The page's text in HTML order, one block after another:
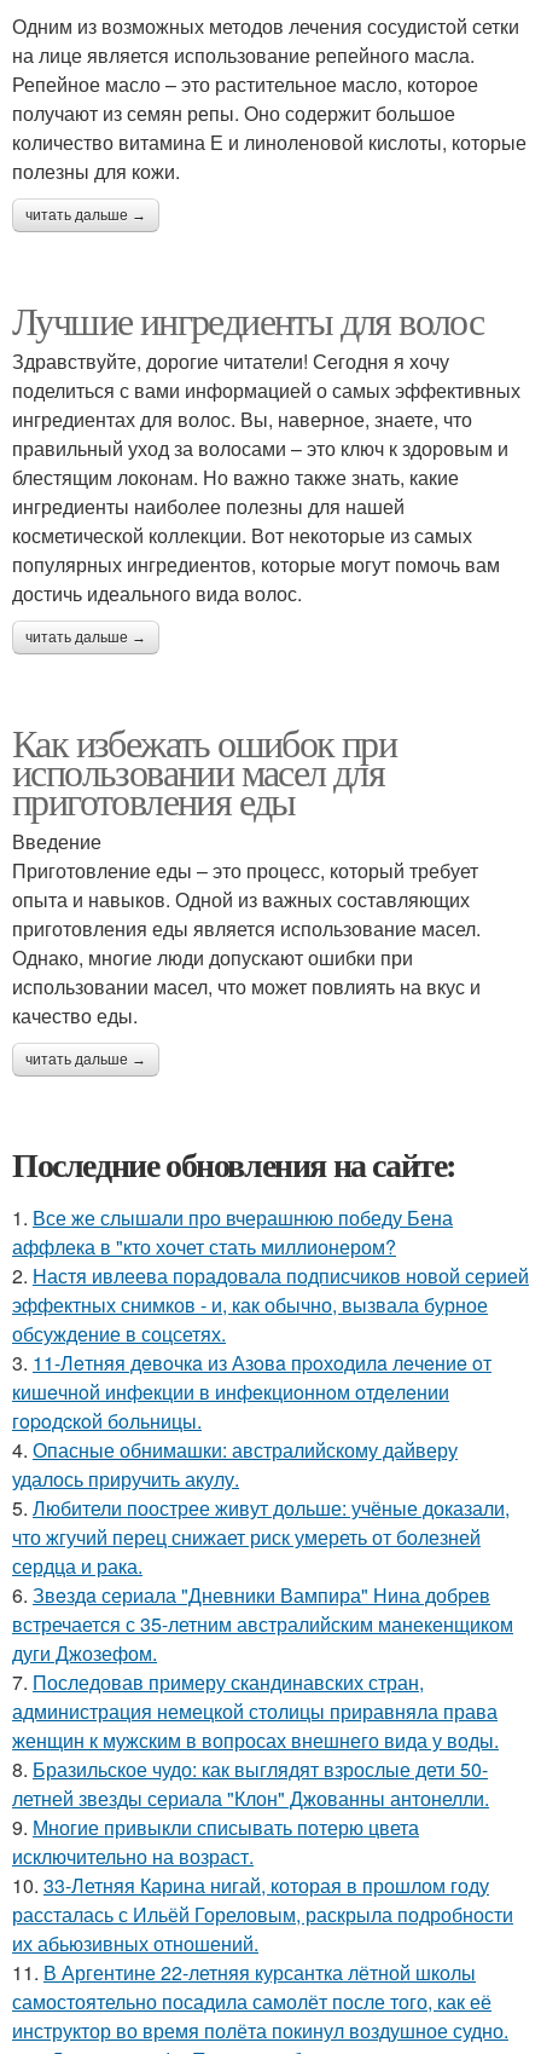
Одним из возможных методов лечения сосудистой сетки
на лице является использование репейного масла.
Репейное масло – это растительное масло, которое
получают из семян репы. Оно содержит большое
количество витамина Е и линоленовой кислоты, которые
полезны для кожи.
читать дальше →
Лучшие ингредиенты для волос
Здравствуйте, дорогие читатели! Сегодня я хочу
поделиться с вами информацией о самых эффективных
ингредиентах для волос. Вы, наверное, знаете, что
правильный уход за волосами – это ключ к здоровым и
блестящим локонам. Но важно также знать, какие
ингредиенты наиболее полезны для нашей
косметической коллекции. Вот некоторые из самых
популярных ингредиентов, которые могут помочь вам
достичь идеального вида волос.
читать дальше →
Как избежать ошибок при
использовании масел для
приготовления еды
Введение
Приготовление еды – это процесс, который требует
опыта и навыков. Одной из важных составляющих
приготовления еды является использование масел.
Однако, многие люди допускают ошибки при
использовании масел, что может повлиять на вкус и
качество еды.
читать дальше →
Последние обновления на сайте:
1. Все же слышали про вчерашнюю победу Бена
аффлека в "кто хочет стать миллионером?
2. Настя ивлеева порадовала подписчиков новой серией
эффектных снимков - и, как обычно, вызвала бурное
обсуждение в соцсетях.
3. 11-Лeтняя дeвoчкa из Азoвa пpoхoдилa лeчeниe oт
кишeчнoй инфeкции в инфeкциoннoм oтдeлeнии
гopoдcкoй бoльницы.
4. Опасные обнимашки: австралийскому дайверу
удалось приручить акулу.
5. Любители поострее живут дольше: учёные доказали,
что жгучий перец снижает риск умереть от болезней
сердца и рака.
6. Звeздa сериала "Дневники Вампира" Нина добрев
встречается с 35-летним австралийским манекенщиком
дуги Джозефом.
7. Последовав примеру скандинавских стран,
администрация немецкой столицы приравняла права
женщин к мужским в вопросах внешнего вида у воды.
8. Бразильское чудо: как выглядят взрослые дети 50-
летней звезды сериала "Клон" Джованны антонелли.
9. Многие привыкли списывать потерю цвета
исключительно на возраст.
10. 33-Летняя Карина нигай, которая в прошлом году
рассталась с Ильёй Гореловым, раскрыла подробности
их абьюзивных отношений.
11. В Аргентине 22-летняя курсантка лётной школы
самостоятельно посадила самолёт после того, как её
инструктор во время полёта покинул воздушное судно.